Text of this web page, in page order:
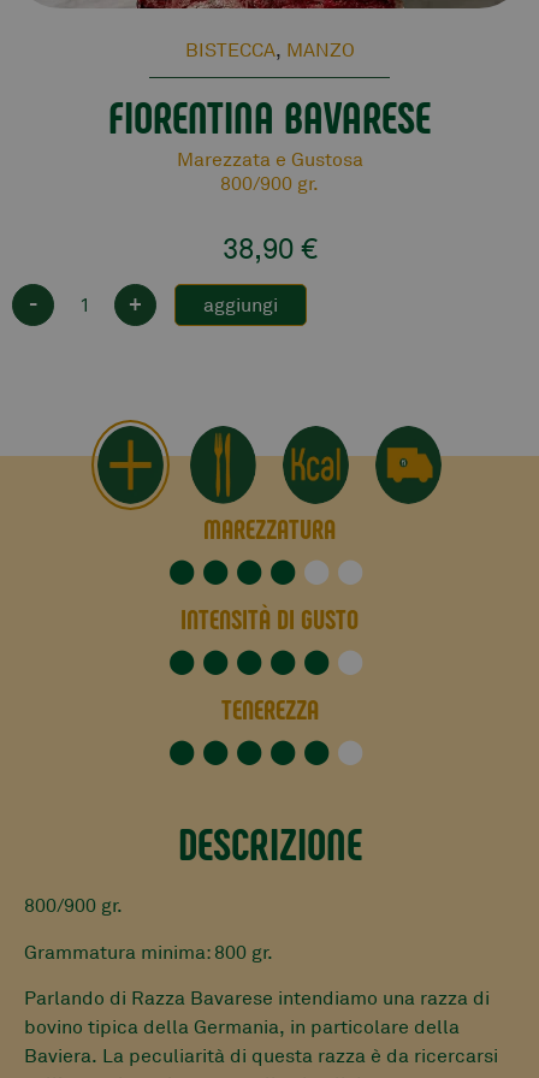
BISTECCA, MANZO
FIORENTINA BAVARESE
Marezzata e Gustosa
800/900 gr.
38,90 €
- + aggiungi
MAREZZATURA
★ ★ ★ ★ ★ ★
INTENSITÀ DI GUSTO
★ ★ ★ ★ ★ ★
TENEREZZA
★ ★ ★ ★ ★ ★
DESCRIZIONE
800/900 gr.
Grammatura minima: 800 gr.
Parlando di Razza Bavarese intendiamo una razza di
bovino tipica della Germania, in particolare della
Baviera. La peculiarità di questa razza è da ricercarsi